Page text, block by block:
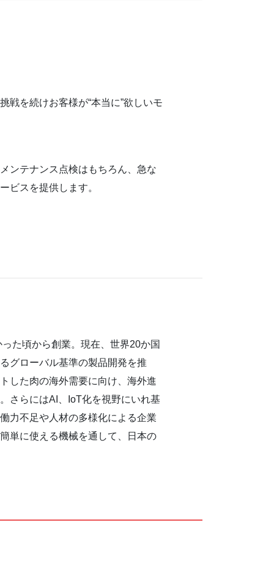
戦を続けお客様が“本当に”欲しいモ
ンテナンス点検はもちろん、急な
ビスを提供します。
た頃から創業。現在、世界20か国
グローバル基準の製品開発を推
した肉の海外需要に向け、海外進
さらにはAI、IoT化を視野にいれ基
力不足や人材の多様化による企業
単に使える機械を通して、日本の